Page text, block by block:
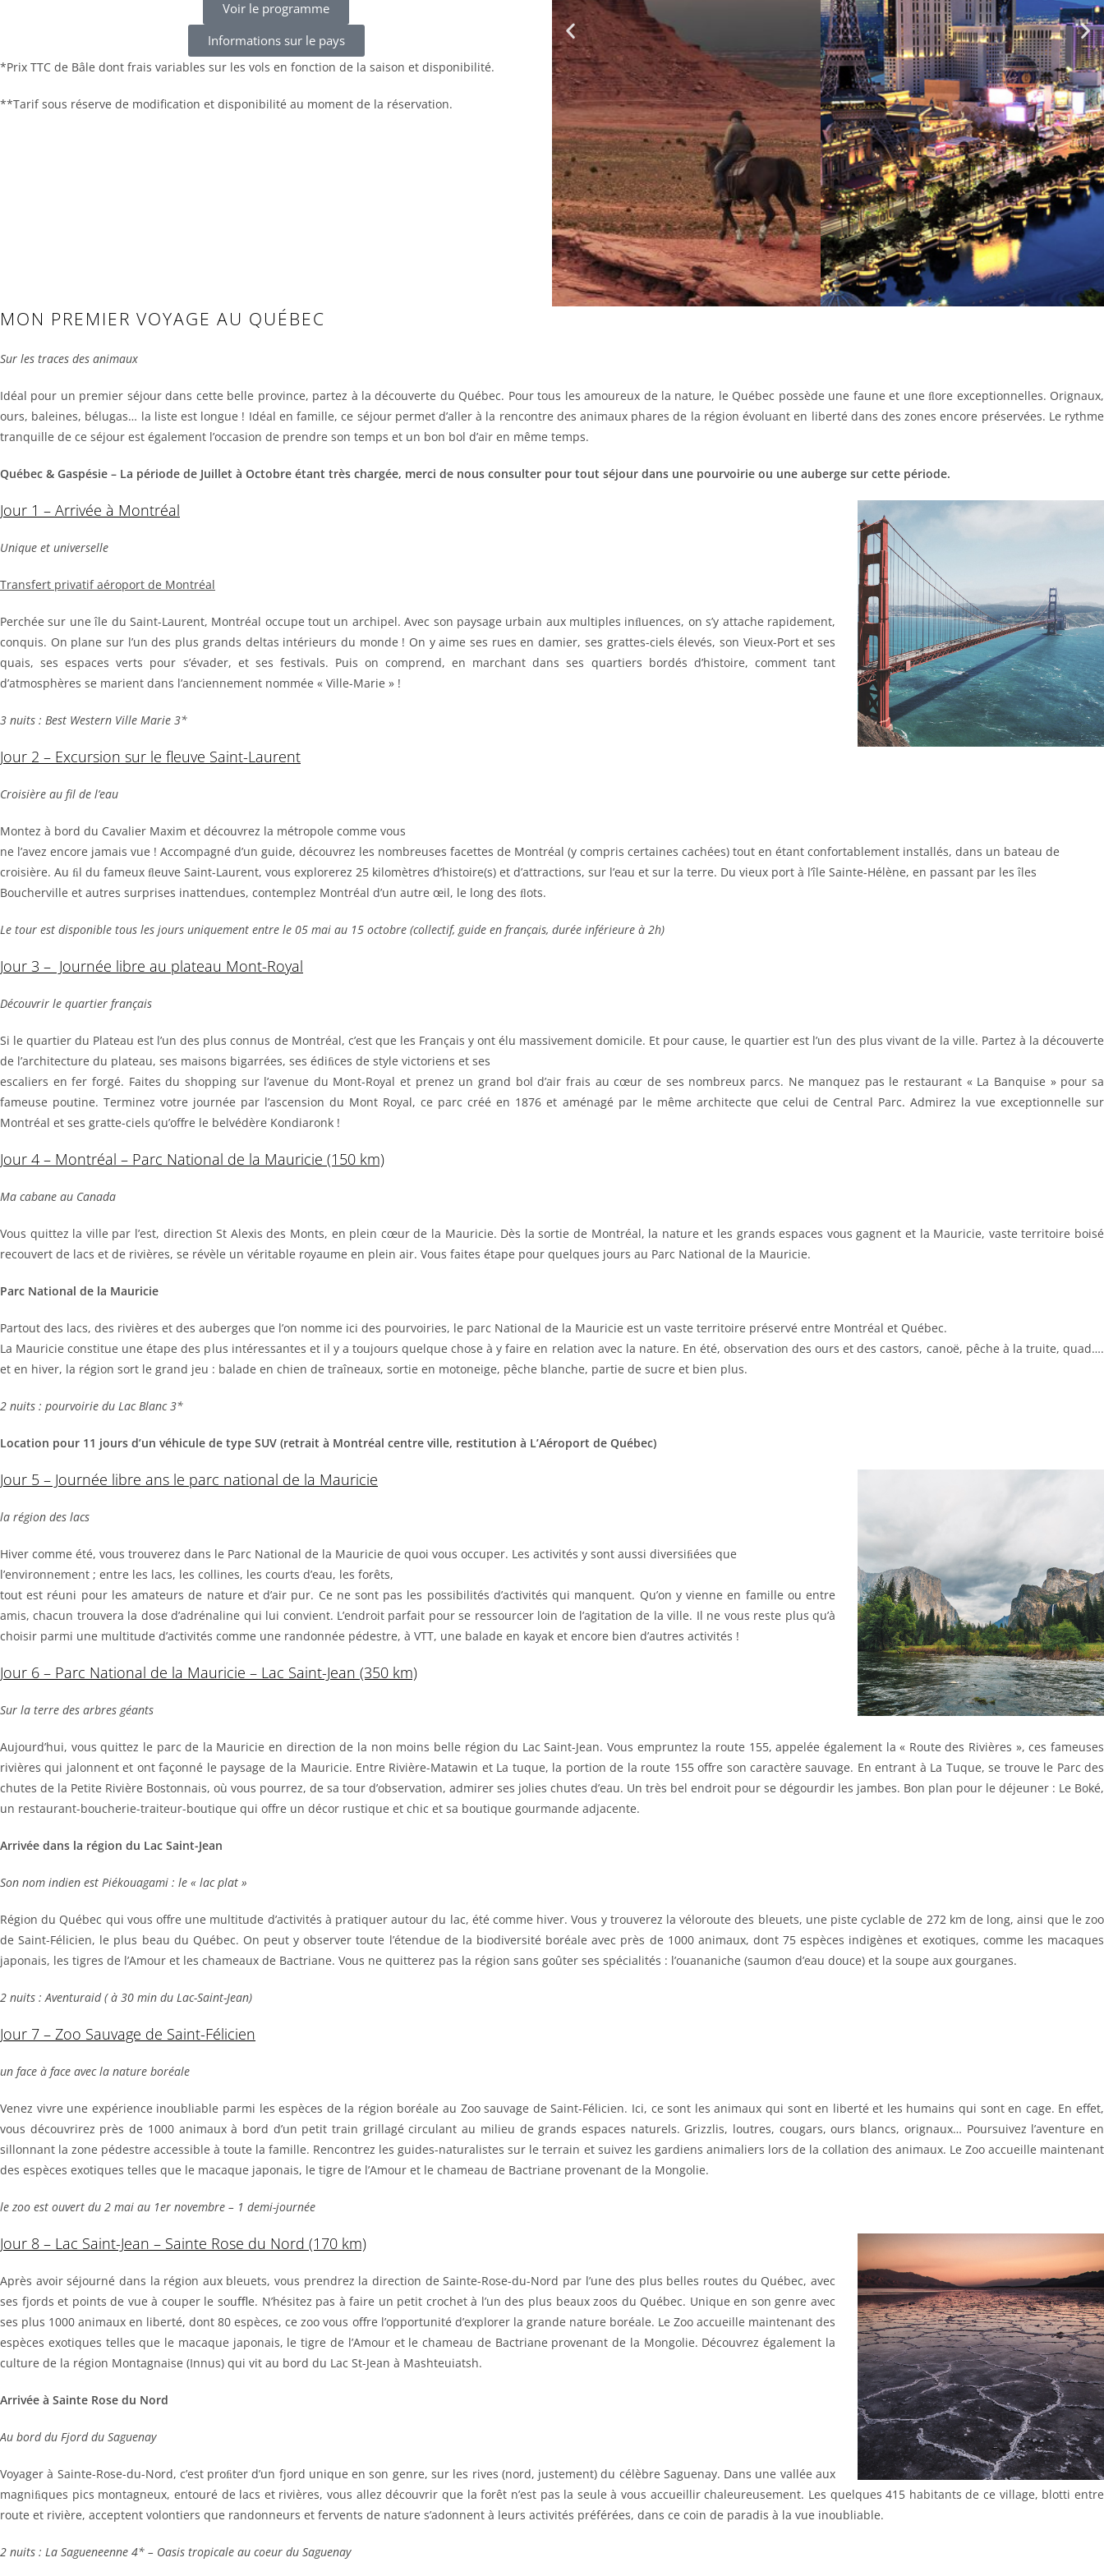
Voir le programme
Informations sur le pays
*Prix TTC de Bâle dont frais variables sur les vols en fonction de la saison et disponibilité.
**Tarif sous réserve de modification et disponibilité au moment de la réservation.
MON PREMIER VOYAGE AU QUÉBEC
Sur les traces des animaux
Idéal pour un premier séjour dans cette belle province, partez à la découverte du Québec. Pour tous les amoureux de la nature, le Québec possède une faune et une ﬂore exceptionnelles. Orignaux,
ours, baleines, bélugas… la liste est longue ! Idéal en famille, ce séjour permet d’aller à la rencontre des animaux phares de la région évoluant en liberté dans des zones encore préservées. Le rythme
tranquille de ce séjour est également l’occasion de prendre son temps et un bon bol d’air en même temps.
Québec & Gaspésie – La période de Juillet à Octobre étant très chargée, merci de nous consulter pour tout séjour dans une pourvoirie ou une auberge sur cette période.
Jour 1 – Arrivée à Montréal
Unique et universelle
Transfert privatif aéroport de Montréal
Perchée sur une île du Saint-Laurent, Montréal occupe tout un archipel. Avec son paysage urbain aux multiples inﬂuences, on s’y attache rapidement,
conquis. On plane sur l’un des plus grands deltas intérieurs du monde ! On y aime ses rues en damier, ses grattes-ciels élevés, son Vieux-Port et ses
quais, ses espaces verts pour s’évader, et ses festivals. Puis on comprend, en marchant dans ses quartiers bordés d’histoire, comment tant
d’atmosphères se marient dans l’anciennement nommée « Ville-Marie » !
3 nuits : Best Western Ville Marie 3*
Jour 2 – Excursion sur le fleuve Saint-Laurent
Croisière au fil de l’eau
Montez à bord du Cavalier Maxim et découvrez la métropole comme vous
ne l’avez encore jamais vue ! Accompagné d’un guide, découvrez les nombreuses facettes de Montréal (y compris certaines cachées) tout en étant confortablement installés, dans un bateau de
croisière. Au ﬁl du fameux ﬂeuve Saint-Laurent, vous explorerez 25 kilomètres d’histoire(s) et d’attractions, sur l’eau et sur la terre. Du vieux port à l’île Sainte-Hélène, en passant par les îles
Boucherville et autres surprises inattendues, contemplez Montréal d’un autre œil, le long des ﬂots.
Le tour est disponible tous les jours uniquement entre le 05 mai au 15 octobre (collectif, guide en français, durée inférieure à 2h)
Jour 3 – Journée libre au plateau Mont-Royal
Découvrir le quartier français
Si le quartier du Plateau est l’un des plus connus de Montréal, c’est que les Français y ont élu massivement domicile. Et pour cause, le quartier est l’un des plus vivant de la ville. Partez à la découverte
de l’architecture du plateau, ses maisons bigarrées, ses édiﬁces de style victoriens et ses
escaliers en fer forgé. Faites du shopping sur l’avenue du Mont-Royal et prenez un grand bol d’air frais au cœur de ses nombreux parcs. Ne manquez pas le restaurant « La Banquise » pour sa
fameuse poutine. Terminez votre journée par l’ascension du Mont Royal, ce parc créé en 1876 et aménagé par le même architecte que celui de Central Parc. Admirez la vue exceptionnelle sur
Montréal et ses gratte-ciels qu’offre le belvédère Kondiaronk !
Jour 4 – Montréal – Parc National de la Mauricie (150 km)
Ma cabane au Canada
Vous quittez la ville par l’est, direction St Alexis des Monts, en plein cœur de la Mauricie. Dès la sortie de Montréal, la nature et les grands espaces vous gagnent et la Mauricie, vaste territoire boisé
recouvert de lacs et de rivières, se révèle un véritable royaume en plein air. Vous faites étape pour quelques jours au Parc National de la Mauricie.
Parc National de la Mauricie
Partout des lacs, des rivières et des auberges que l’on nomme ici des pourvoiries, le parc National de la Mauricie est un vaste territoire préservé entre Montréal et Québec.
La Mauricie constitue une étape des plus intéressantes et il y a toujours quelque chose à y faire en relation avec la nature. En été, observation des ours et des castors, canoë, pêche à la truite, quad….
et en hiver, la région sort le grand jeu : balade en chien de traîneaux, sortie en motoneige, pêche blanche, partie de sucre et bien plus.
2 nuits : pourvoirie du Lac Blanc 3*
Location pour 11 jours d’un véhicule de type SUV (retrait à Montréal centre ville, restitution à L’Aéroport de Québec)
Jour 5 – Journée libre ans le parc national de la Mauricie
la région des lacs
Hiver comme été, vous trouverez dans le Parc National de la Mauricie de quoi vous occuper. Les activités y sont aussi diversiﬁées que
l’environnement ; entre les lacs, les collines, les courts d’eau, les forêts,
tout est réuni pour les amateurs de nature et d’air pur. Ce ne sont pas les possibilités d’activités qui manquent. Qu’on y vienne en famille ou entre
amis, chacun trouvera la dose d’adrénaline qui lui convient. L’endroit parfait pour se ressourcer loin de l’agitation de la ville. Il ne vous reste plus qu’à
choisir parmi une multitude d’activités comme une randonnée pédestre, à VTT, une balade en kayak et encore bien d’autres activités !
Jour 6 – Parc National de la Mauricie – Lac Saint-Jean (350 km)
Sur la terre des arbres géants
Aujourd’hui, vous quittez le parc de la Mauricie en direction de la non moins belle région du Lac Saint-Jean. Vous empruntez la route 155, appelée également la « Route des Rivières », ces fameuses
rivières qui jalonnent et ont façonné le paysage de la Mauricie. Entre Rivière-Matawin et La tuque, la portion de la route 155 offre son caractère sauvage. En entrant à La Tuque, se trouve le Parc des
chutes de la Petite Rivière Bostonnais, où vous pourrez, de sa tour d’observation, admirer ses jolies chutes d’eau. Un très bel endroit pour se dégourdir les jambes. Bon plan pour le déjeuner : Le Boké,
un restaurant-boucherie-traiteur-boutique qui offre un décor rustique et chic et sa boutique gourmande adjacente.
Arrivée dans la région du Lac Saint-Jean
Son nom indien est Piékouagami : le « lac plat »
Région du Québec qui vous offre une multitude d’activités à pratiquer autour du lac, été comme hiver. Vous y trouverez la véloroute des bleuets, une piste cyclable de 272 km de long, ainsi que le zoo
de Saint-Félicien, le plus beau du Québec. On peut y observer toute l’étendue de la biodiversité boréale avec près de 1000 animaux, dont 75 espèces indigènes et exotiques, comme les macaques
japonais, les tigres de l’Amour et les chameaux de Bactriane. Vous ne quitterez pas la région sans goûter ses spécialités : l’ouananiche (saumon d’eau douce) et la soupe aux gourganes.
2 nuits : Aventuraid ( à 30 min du Lac-Saint-Jean)
Jour 7 – Zoo Sauvage de Saint-Félicien
un face à face avec la nature boréale
Venez vivre une expérience inoubliable parmi les espèces de la région boréale au Zoo sauvage de Saint-Félicien. Ici, ce sont les animaux qui sont en liberté et les humains qui sont en cage. En effet,
vous découvrirez près de 1000 animaux à bord d’un petit train grillagé circulant au milieu de grands espaces naturels. Grizzlis, loutres, cougars, ours blancs, orignaux… Poursuivez l’aventure en
sillonnant la zone pédestre accessible à toute la famille. Rencontrez les guides-naturalistes sur le terrain et suivez les gardiens animaliers lors de la collation des animaux. Le Zoo accueille maintenant
des espèces exotiques telles que le macaque japonais, le tigre de l’Amour et le chameau de Bactriane provenant de la Mongolie.
le zoo est ouvert du 2 mai au 1er novembre – 1 demi-journée
Jour 8 – Lac Saint-Jean – Sainte Rose du Nord (170 km)
Après avoir séjourné dans la région aux bleuets, vous prendrez la direction de Sainte-Rose-du-Nord par l’une des plus belles routes du Québec, avec
ses fjords et points de vue à couper le souﬄe. N’hésitez pas à faire un petit crochet à l’un des plus beaux zoos du Québec. Unique en son genre avec
ses plus 1000 animaux en liberté, dont 80 espèces, ce zoo vous offre l’opportunité d’explorer la grande nature boréale. Le Zoo accueille maintenant des
espèces exotiques telles que le macaque japonais, le tigre de l’Amour et le chameau de Bactriane provenant de la Mongolie. Découvrez également la
culture de la région Montagnaise (Innus) qui vit au bord du Lac St-Jean à Mashteuiatsh.
Arrivée à Sainte Rose du Nord
Au bord du Fjord du Saguenay
Voyager à Sainte-Rose-du-Nord, c’est proﬁter d’un fjord unique en son genre, sur les rives (nord, justement) du célèbre Saguenay. Dans une vallée aux
magniﬁques pics montagneux, entouré de lacs et rivières, vous allez découvrir que la forêt n’est pas la seule à vous accueillir chaleureusement. Les quelques 415 habitants de ce village, blotti entre
route et rivière, acceptent volontiers que randonneurs et fervents de nature s’adonnent à leurs activités préférées, dans ce coin de paradis à la vue inoubliable.
2 nuits : La Sagueneenne 4* – Oasis tropicale au coeur du Saguenay